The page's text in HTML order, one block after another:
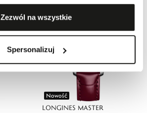
Zezwól na wszystkie
Spersonalizuj
Nowość
LONGINES MASTER